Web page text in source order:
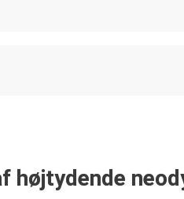
højtydende